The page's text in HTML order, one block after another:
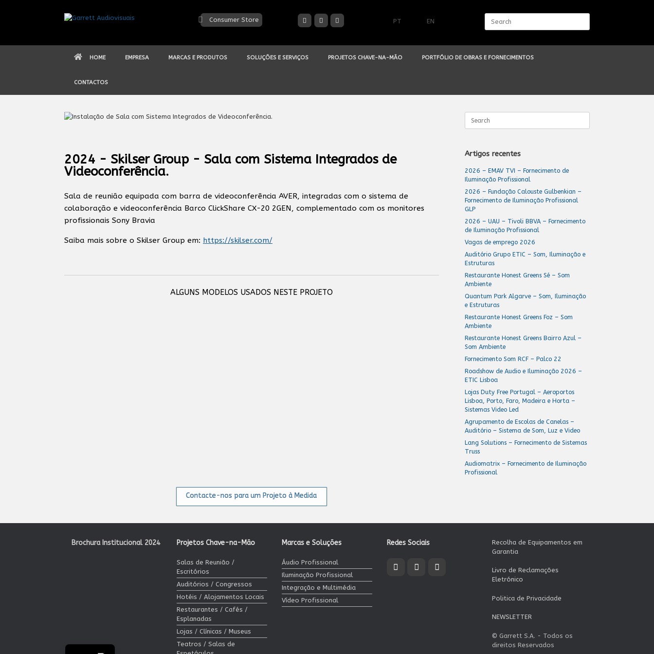
Consumer Store PT EN
HOME EMPRESA MARCAS E PRODUTOS SOLUÇÕES E SERVIÇOS PROJETOS CHAVE-NA-MÃO PORTFÓLIO DE OBRAS E FORNECIMENTOS
CONTACTOS
2024 - Skilser Group - Sala com Sistema Integrados de
Videoconferência.
Sala de reunião equipada com barra de videoconferência AVER, integradas com o sistema de
colaboração e videoconferência Barco ClickShare CX-20 2GEN, complementado com os monitores
profissionais Sony Bravia
Saiba mais sobre o Skilser Group em: https://skilser.com/
ALGUNS MODELOS USADOS NESTE PROJETO
Contacte-nos para um Projeto à Medida
for:
Artigos recentes
2026 – EMAV TVI – Fornecimento de
Iluminação Profissional
2026 – Fundação Calouste Gulbenkian –
Fornecimento de Iluminação Profissional
GLP
2026 – UAU – Tivoli BBVA – Fornecimento
de Iluminação Profissional
Vagas de emprego 2026
Auditório Grupo ETIC – Som, Iluminação e
Estruturas
Restaurante Honest Greens Sé – Som
Ambiente
Quantum Park Algarve – Som, Iluminação
e Estruturas
Restaurante Honest Greens Foz – Som
Ambiente
Restaurante Honest Greens Bairro Azul –
Som Ambiente
Fornecimento Som RCF – Palco 22
Roadshow de Audio e Iluminação 2026 –
ETIC Lisboa
Lojas Duty Free Portugal – Aeroportos
Lisboa, Porto, Faro, Madeira e Horta –
Sistemas Video Led
Agrupamento de Escolas de Canelas –
Auditório – Sistema de Som, Luz e Video
Lang Solutions – Fornecimento de Sistemas
Truss
Audiomatrix – Fornecimento de Iluminação
Profissional
Brochura Institucional 2024 Projetos Chave-na-Mão
Salas de Reunião /
Escritórios
Auditórios / Congressos
Hotéis / Alojamentos Locais
Restaurantes / Cafés /
Esplanadas
Lojas / Clínicas / Museus
Teatros / Salas de
Marcas e Soluções
Áudio Profissional
Iluminação Profissional
Integração e Multimédia
Vídeo Profissional
Redes Sociais
Recolha de Equipamentos em
Garantia
Livro de Reclamações
Eletrónico
Politica de Privacidade
NEWSLETTER
© Garrett S.A. - Todos os
direitos Reservados